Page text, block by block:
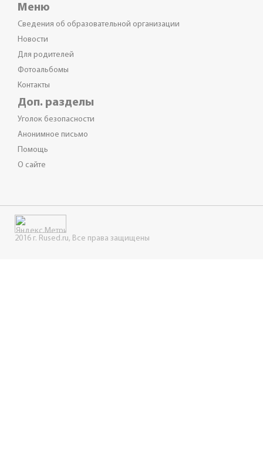
Меню
Сведения об образовательной организации
Новости
Для родителей
Фотоальбомы
Контакты
Доп. разделы
Уголок безопасности
Анонимное письмо
Помощь
О сайте
2016 г. Rused.ru, Все права защищены